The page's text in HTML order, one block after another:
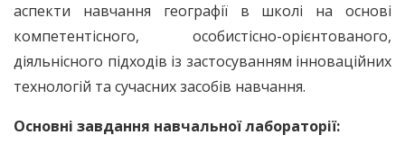
аспекти навчання географії в школі на основі
компетентісного, особистісно-орієнтованого,
діяльнісного підходів із застосуванням інноваційних
технологій та сучасних засобів навчання.
Основні завдання навчальної лабораторії: